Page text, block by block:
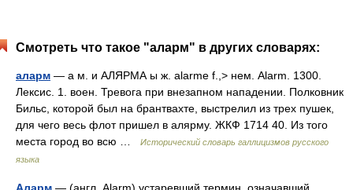
Смотреть что такое "аларм" в других словарях:
аларм — а м. и АЛЯРМА ы ж. alarme f.,> нем. Alarm. 1300.
Лексис. 1. воен. Тревога при внезапном нападении. Полковник
Бильс, которой был на брантвахте, выстрелил из трех пушек,
для чего весь флот пришел в алярму. ЖКФ 1714 40. Из того
места город во всю …
Исторический словарь галлицизмов русского
языка